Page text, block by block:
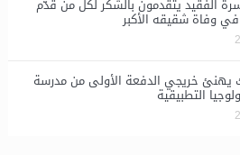
الفقيد يتقدمون بالشكر لكل من قدّم
وفاة شقيقه الأكبر
خريجي الدفعة الأولى من مدرسة
التطبيقية